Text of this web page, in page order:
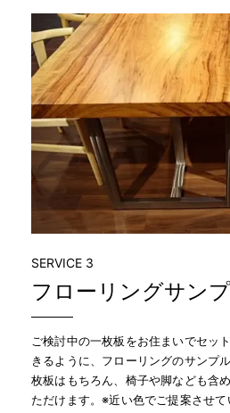
フローリングサン
SERVICE 3
ご検討中の一枚板をお住まいでセッ
きるように、フローリングのサンプ
枚板はもちろん、椅子や脚なども含
ただけます。※近い色でご提案させ